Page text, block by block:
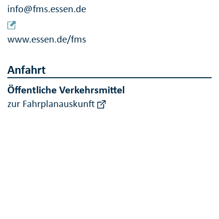
info@fms.essen.de
www.essen.de/fms
Anfahrt
Öffentliche Verkehrsmittel
zur Fahrplanauskunft